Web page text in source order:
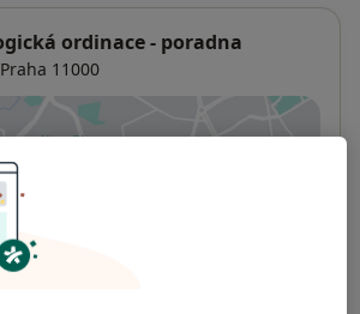
ordinace - poradna
Praha 11000
Přiblížit mapu
kalendář není aktivní
situaci udělat?